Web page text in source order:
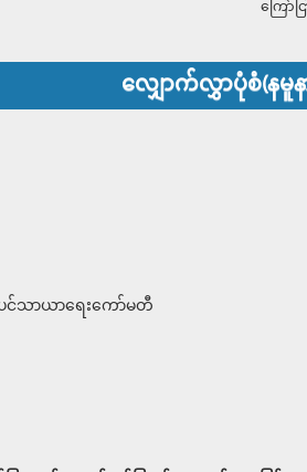
ကြော်
လျှောက်လွှာပုံစံ(နမူန
ာယာရေးကော်မတီ